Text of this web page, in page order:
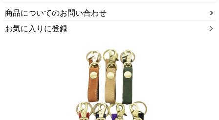
商品についてのお問い合わせ
お気に入りに登録